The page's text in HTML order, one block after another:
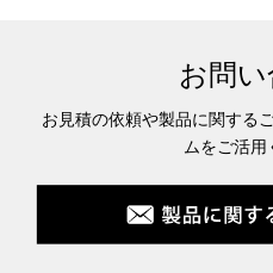
お問
お見積の依頼や製品に関する
ムをご活用